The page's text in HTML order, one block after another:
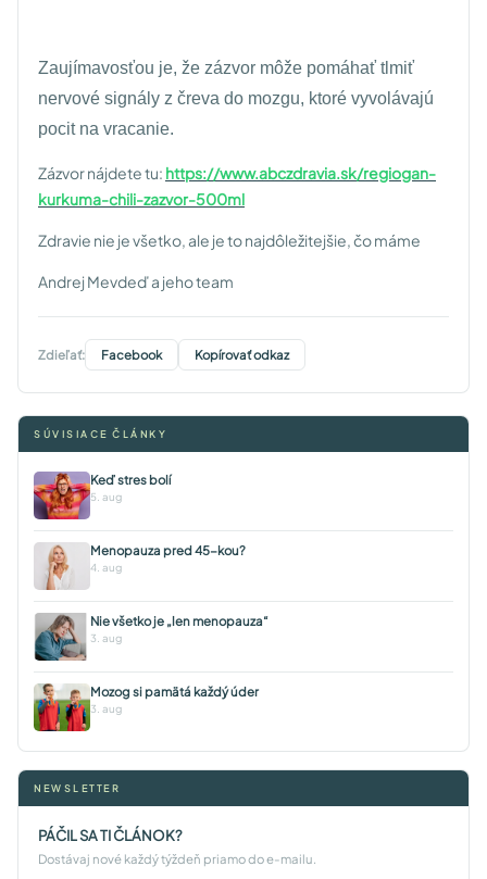
Zaujímavosťou je, že zázvor môže pomáhať tlmiť
nervové signály z čreva do mozgu, ktoré vyvolávajú
pocit na vracanie.
Zázvor nájdete tu: https://www.abczdravia.sk/regiogan-
kurkuma-chili-zazvor-500ml
Zdravie nie je všetko, ale je to najdôležitejšie, čo máme
Andrej Mevdeď a jeho team
Zdieľať: Facebook Kopírovať odkaz
SÚVISIACE ČLÁNKY
Keď stres bolí
5. aug
Menopauza pred 45-kou?
4. aug
Nie všetko je „len menopauza“
3. aug
Mozog si pamätá každý úder
3. aug
NEWSLETTER
PÁČIL SA TI ČLÁNOK?
Dostávaj nové každý týždeň priamo do e-mailu.